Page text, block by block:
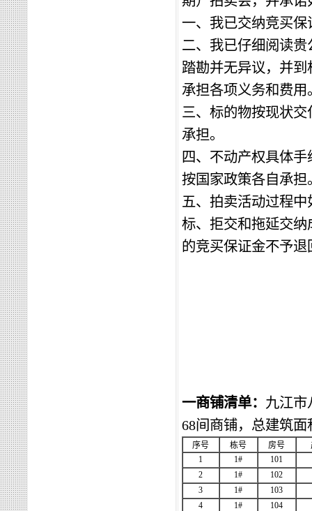
一、我已交纳竞买
二、我已仔细阅读贵
踏勘并无异议，并
承担各项义务和费用
三、 标的物按现状交
承担。
四、 不动产权具体手
按国家政策各自承担
五、拍卖活动过程中
标、拒交和拖延交
的竞买保证金不予
一商铺清单： 九江市
68间商铺，总建筑面
序号 栋号 房号
1
1#
101
2
1#
102
3
1#
103
4
1#
104